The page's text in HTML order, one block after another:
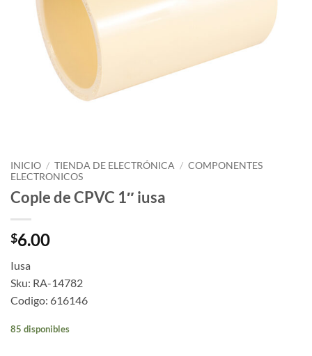
INICIO / TIENDA DE ELECTRÓNICA / COMPONENTES
ELECTRONICOS
Cople de CPVC 1″ iusa
$6.00
Iusa
Sku: RA-14782
Codigo: 616146
85 disponibles